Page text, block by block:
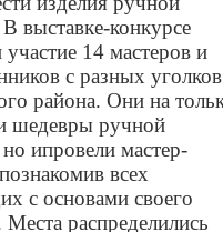
выставке-конкурсе
14 мастеров и
с разных уголков
района. Они на
шедевры ручной
ипровели мастер-
всех
с основами своего
Места распределились